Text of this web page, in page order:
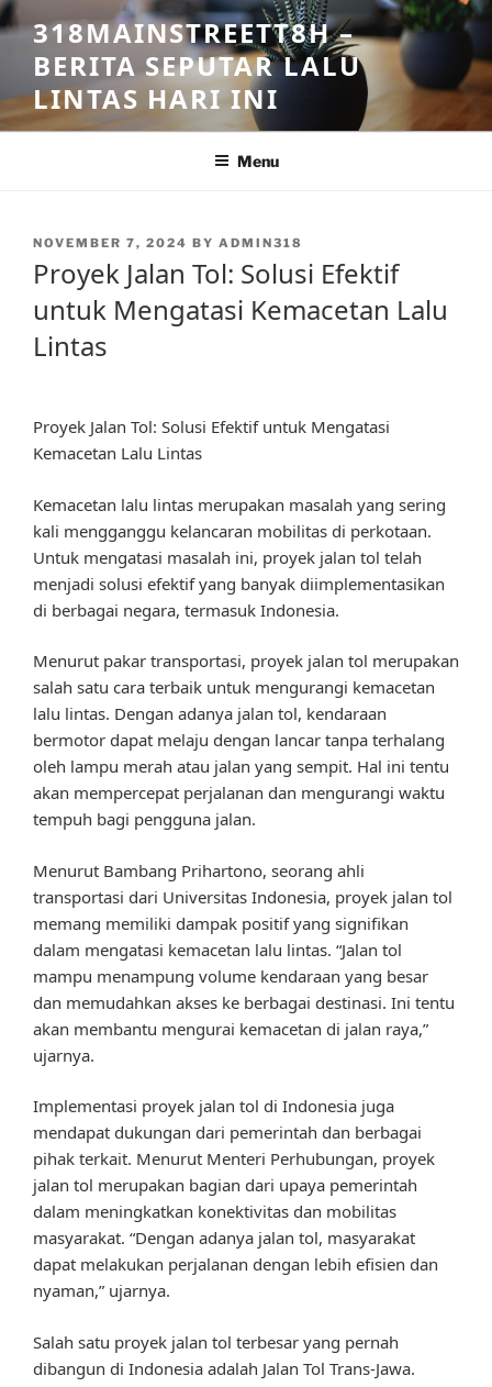
Skip
to
content
318MAINSTREETT8H –
BERITA SEPUTAR LALU
LINTAS HARI INI
Menu
POSTED
NOVEMBER 7, 2024 BY ADMIN318
Proyek Jalan Tol: Solusi Efektif
untuk Mengatasi Kemacetan Lalu
Lintas
Proyek Jalan Tol: Solusi Efektif untuk Mengatasi
Kemacetan Lalu Lintas
Kemacetan lalu lintas merupakan masalah yang sering
kali mengganggu kelancaran mobilitas di perkotaan.
Untuk mengatasi masalah ini, proyek jalan tol telah
menjadi solusi efektif yang banyak diimplementasikan
di berbagai negara, termasuk Indonesia.
Menurut pakar transportasi, proyek jalan tol merupakan
salah satu cara terbaik untuk mengurangi kemacetan
lalu lintas. Dengan adanya jalan tol, kendaraan
bermotor dapat melaju dengan lancar tanpa terhalang
oleh lampu merah atau jalan yang sempit. Hal ini tentu
akan mempercepat perjalanan dan mengurangi waktu
tempuh bagi pengguna jalan.
Menurut Bambang Prihartono, seorang ahli
transportasi dari Universitas Indonesia, proyek jalan tol
memang memiliki dampak positif yang signifikan
dalam mengatasi kemacetan lalu lintas. “Jalan tol
mampu menampung volume kendaraan yang besar
dan memudahkan akses ke berbagai destinasi. Ini tentu
akan membantu mengurai kemacetan di jalan raya,”
ujarnya.
Implementasi proyek jalan tol di Indonesia juga
mendapat dukungan dari pemerintah dan berbagai
pihak terkait. Menurut Menteri Perhubungan, proyek
jalan tol merupakan bagian dari upaya pemerintah
dalam meningkatkan konektivitas dan mobilitas
masyarakat. “Dengan adanya jalan tol, masyarakat
dapat melakukan perjalanan dengan lebih efisien dan
nyaman,” ujarnya.
Salah satu proyek jalan tol terbesar yang pernah
dibangun di Indonesia adalah Jalan Tol Trans-Jawa.